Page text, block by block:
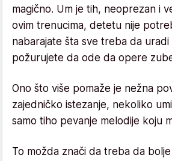
magično. Um je tih, neoprezan i
ovim trenucima, detetu nije
nabarajate šta sve treba da uradi
požurujete da ode da opere
Ono što više pomaže je nežna
zajedničko istezanje, nekoliko
samo tiho pevanje melodije koju
To možda znači da treba da